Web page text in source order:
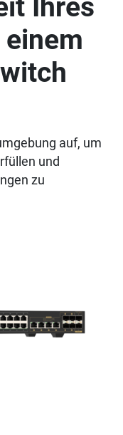
Ihres
auf, um
und
zu